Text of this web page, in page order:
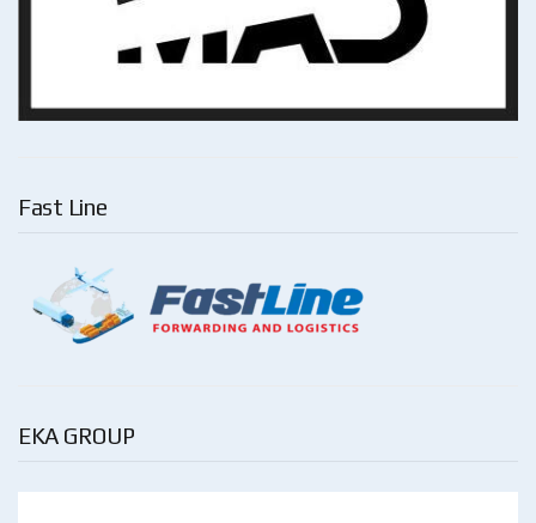
Fast Line
EKA GROUP